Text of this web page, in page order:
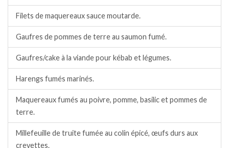
Filets de maquereaux sauce moutarde.
Gaufres de pommes de terre au saumon fumé.
Gaufres/cake à la viande pour kébab et légumes.
Harengs fumés marinés.
Maquereaux fumés au poivre, pomme, basilic et pommes de
terre.
Millefeuille de truite fumée au colin épicé, œufs durs aux
crevettes.